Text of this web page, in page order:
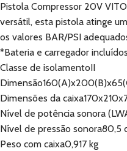
Pistola Compressor 20V
versátil, esta pistola atinge
os valores BAR/PSI
*Bateria e carregador incluídos
Classe de isolamentoII
Dimensões da
Nível de potência sonora
Nível de pressão sonora80,5
Peso com caixa0,917 kg